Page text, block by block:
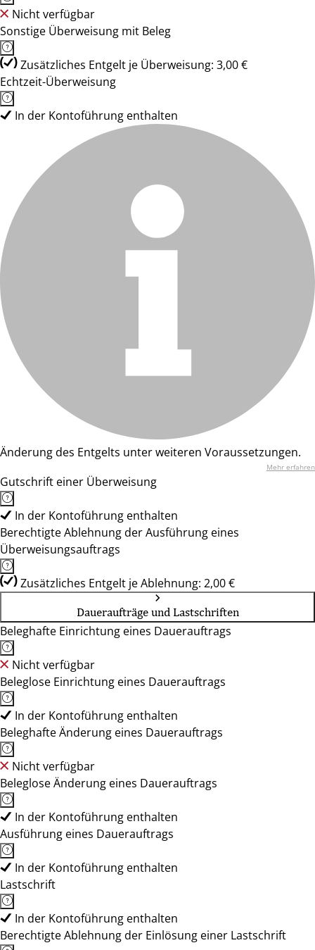
Nicht verfügbar
Sonstige Überweisung mit Beleg
Zusätzliches Entgelt je Überweisung: 3,00 €
Echtzeit-Überweisung
In der Kontoführung enthalten
Änderung des Entgelts unter weiteren Voraussetzungen.
Mehr erfahren
Gutschrift einer Überweisung
In der Kontoführung enthalten
Berechtigte Ablehnung der Ausführung eines
Überweisungsauftrags
Zusätzliches Entgelt je Ablehnung: 2,00 €
Daueraufträge und Lastschriften
Beleghafte Einrichtung eines Dauerauftrags
Nicht verfügbar
Beleglose Einrichtung eines Dauerauftrags
In der Kontoführung enthalten
Beleghafte Änderung eines Dauerauftrags
Nicht verfügbar
Beleglose Änderung eines Dauerauftrags
In der Kontoführung enthalten
Ausführung eines Dauerauftrags
In der Kontoführung enthalten
Lastschrift
In der Kontoführung enthalten
Berechtigte Ablehnung der Einlösung einer Lastschrift